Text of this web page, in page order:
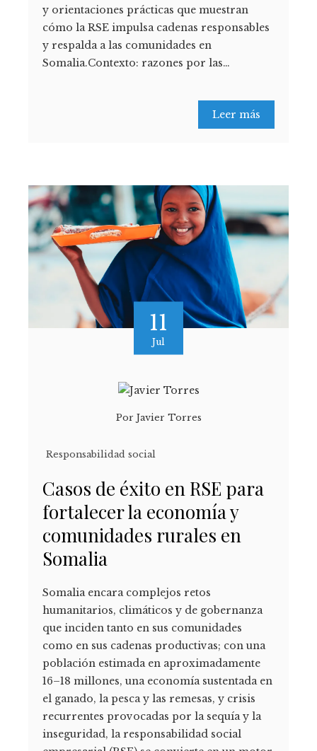
y orientaciones prácticas que muestran
cómo la RSE impulsa cadenas responsables
y respalda a las comunidades en
Somalia.Contexto: razones por las…
Leer más
11
Jul
Por Javier Torres
Responsabilidad social
Casos de éxito en RSE para
fortalecer la economía y
comunidades rurales en
Somalia
Somalia encara complejos retos
humanitarios, climáticos y de gobernanza
que inciden tanto en sus comunidades
como en sus cadenas productivas; con una
población estimada en aproximadamente
16–18 millones, una economía sustentada en
el ganado, la pesca y las remesas, y crisis
recurrentes provocadas por la sequía y la
inseguridad, la responsabilidad social